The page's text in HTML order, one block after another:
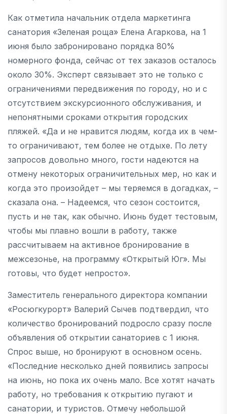
Как отметила начальник отдела маркетинга
санатория «Зеленая роща» Елена Агаркова, на 1
июня было забронировано порядка 80%
номерного фонда, сейчас от тех заказов осталось
около 30%. Эксперт связывает это не только с
ограничениями передвижения по городу, но и с
отсутствием экскурсионного обслуживания, и
непонятными сроками открытия городских
пляжей. «Да и не нравится людям, когда их в чем-
то ограничивают, тем более не отдыхе. По лету
запросов довольно много, гости надеются на
отмену некоторых ограничительных мер, но как и
когда это произойдет – мы теряемся в догадках, –
сказала она. – Надеемся, что сезон состоится,
пусть и не так, как обычно. Июнь будет тестовым,
чтобы мы плавно вошли в работу, также
рассчитываем на активное бронирование в
межсезонье, на программу «Открытый Юг». Мы
готовы, что будет непросто».
Заместитель генерального директора компании
«Росюгкурорт» Валерий Сычев подтвердил, что
количество бронирований подросло сразу после
объявления об открытии санаториев с 1 июня.
Спрос выше, но бронируют в основном осень.
«Последние несколько дней появились запросы
на июнь, но пока их очень мало. Все хотят начать
работу, но требования к открытию пугают и
санатории, и туристов. Отмечу небольшой